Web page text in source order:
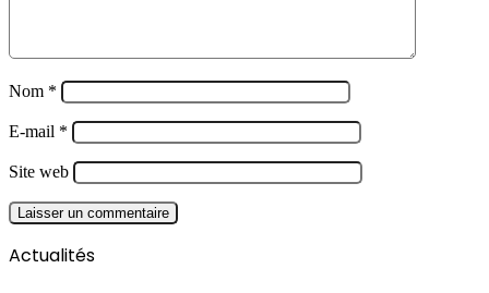
Nom *
E-mail *
Site web
Actualités